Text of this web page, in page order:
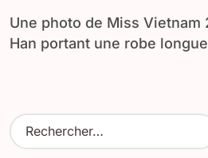
Une photo de Miss Vietnam 2010 Dang Thi Ngoc
Han portant une robe
R
e